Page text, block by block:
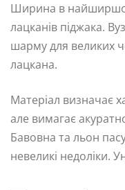
Ширина в
лацканів піджака.
шарму для великих
лацкана.
Матеріал визначає
але вимагає
Бавовна та льон
невеликі недоліки.